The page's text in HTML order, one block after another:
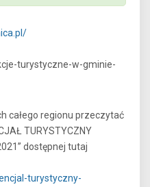
turystyczne-w-gminie-
całego regionu przeczytać
TURYSTYCZNY
dostępnej tutaj
turystyczny-